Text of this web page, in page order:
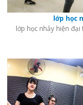
lớp học
lớp học nhảy hiện